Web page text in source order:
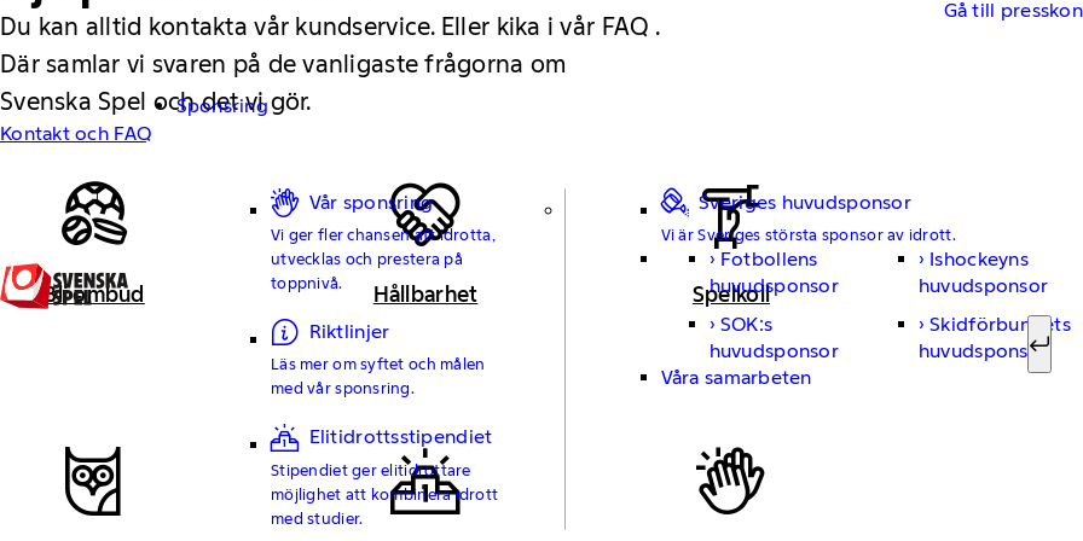
Gå till
Sponsring
Vår sponsring
Vi ger fler chansen att idrotta,
utvecklas och prestera på
toppnivå.
Riktlinjer
Läs mer om syftet och målen
med vår sponsring.
Elitidrottsstipendiet
Stipendiet ger elitidrottare
möjlighet att kombinera idrott
med studier.
Sveriges huvudsponsor
Vi är Sveriges största sponsor av idrott.
Fotbollens
huvudsponsor
Ishockeyns
huvudsponsor
SOK:s
huvudsponsor
Skidförbundets
huvudsponsor
Våra samarbeten
Sök
Du kan alltid kontakta vår kundservice. Eller kika i vår FAQ .
Där samlar vi svaren på de vanligaste frågorna om
Svenska Spel och det vi gör.
Kontakt och FAQ
Bli ombud Hållbarhet Spelkoll